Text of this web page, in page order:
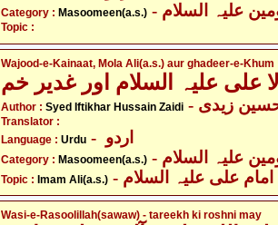
Category : Masoomeen(a.s.)
Topic :
Wajood-e-Kainaat, Mola Ali(a.s.) aur ghadeer-e-Khum
علی علیہ السلام اور غدیر خم
Author : Syed Iftikhar Hussain Zaidi حسین زیدی
Translator :
Language : Urdu
Category : Masoomeen(a.s.)
Topic : Imam Ali(a.s.) - امام علی علیہ السلام
Wasi-e-Rasoolillah(sawaw) - tareekh ki roshni may